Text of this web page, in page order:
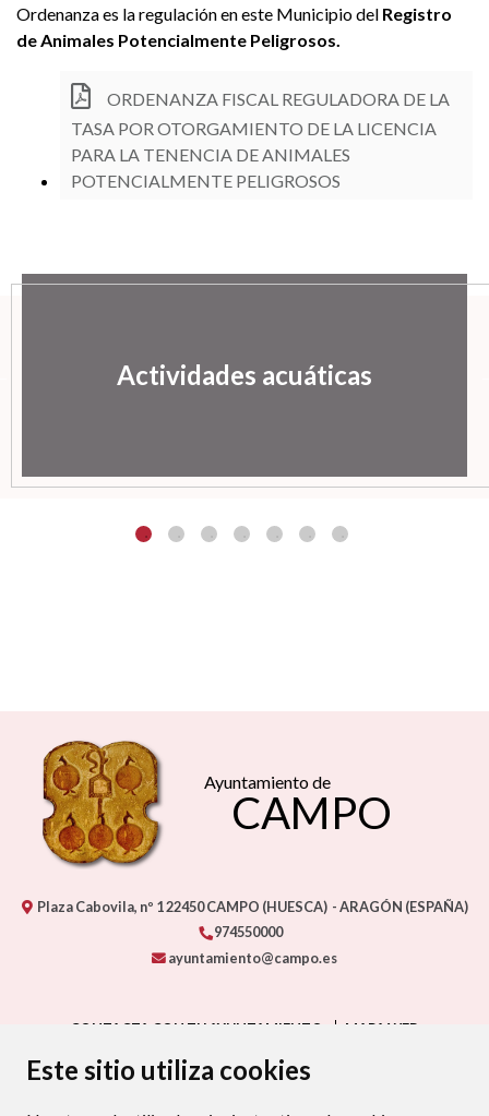
Este sitio utiliza cookies
Ordenanza es la regulación en este Municipio del Registro
de Animales Potencialmente Peligrosos.
ORDENANZA FISCAL REGULADORA DE LA
TASA POR OTORGAMIENTO DE LA LICENCIA
PARA LA TENENCIA DE ANIMALES
POTENCIALMENTE PELIGROSOS
Actividades acuáticas
Ayuntamiento de
CAMPO
Plaza Cabovila, nº 122450 CAMPO (HUESCA) - ARAGÓN (ESPAÑA)
974550000
ayuntamiento@campo.es
CONTACTA CON TU AYUNTAMIENTO
MAPA WEB
AVISO LEGAL
PROTECCIÓN DE DATOS
POLÍTICA DE COOKIES